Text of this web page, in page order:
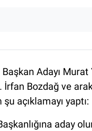
Adayı Murat
Bozdağ ve
açıklamayı yaptı:
aday